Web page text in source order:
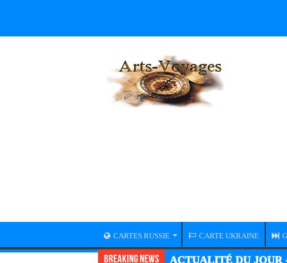
CARTES RUSSIE CARTE UKRAINE
Breaking News ACTUALITÉ GUERRE